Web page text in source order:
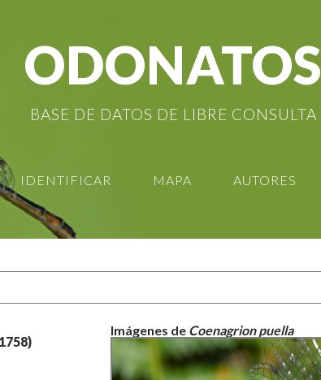
ODONATOS
BASE DE DATOS DE LIBRE CONSULTA
IDENTIFICAR MAPA AUTORES
Imágenes de Coenagrion puella